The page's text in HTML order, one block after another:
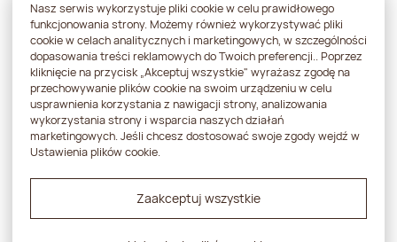
Kontakt
Polityka prywatności
Strategia podatkowa
Zgłoszenie sygnalisty
Nasz serwis wykorzystuje pliki cookie w celu prawidłowego
funkcjonowania strony. Możemy również wykorzystywać pliki
cookie w celach analitycznych i marketingowych, w szczególności
dopasowania treści reklamowych do Twoich preferencji.. Poprzez
kliknięcie na przycisk „Akceptuj wszystkie" wyrażasz zgodę na
przechowywanie plików cookie na swoim urządzeniu w celu
usprawnienia korzystania z nawigacji strony, analizowania
wykorzystania strony i wsparcia naszych działań
marketingowych. Jeśli chcesz dostosować swoje zgody wejdź w
Ustawienia plików cookie.
Zaakceptuj wszystkie